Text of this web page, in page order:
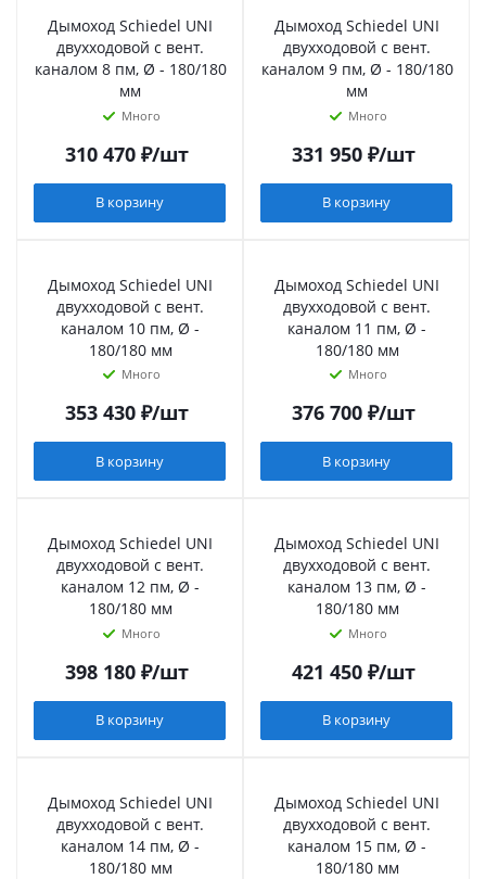
Дымоход Schiedel UNI
двухходовой с вент.
каналом 8 пм, Ø - 180/180
мм
Много
310 470₽/шт
В корзину
Дымоход Schiedel UNI
двухходовой с вент.
каналом 9 пм, Ø - 180/180
мм
Много
331 950₽/шт
В корзину
Дымоход Schiedel UNI
двухходовой с вент.
каналом 10 пм, Ø -
180/180 мм
Много
353 430₽/шт
В корзину
Дымоход Schiedel UNI
двухходовой с вент.
каналом 11 пм, Ø -
180/180 мм
Много
376 700₽/шт
В корзину
Дымоход Schiedel UNI
двухходовой с вент.
каналом 12 пм, Ø -
180/180 мм
Много
398 180₽/шт
В корзину
Дымоход Schiedel UNI
двухходовой с вент.
каналом 13 пм, Ø -
180/180 мм
Много
421 450₽/шт
В корзину
Дымоход Schiedel UNI
двухходовой с вент.
каналом 14 пм, Ø -
180/180 мм
Дымоход Schiedel UNI
двухходовой с вент.
каналом 15 пм, Ø -
180/180 мм